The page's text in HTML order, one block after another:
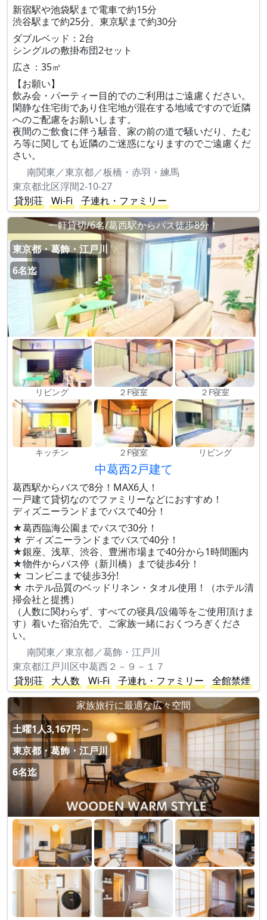
新宿駅や池袋駅まで電車で約15分
渋谷駅まで約25分、東京駅まで約30分
ダブルベッド：2台
シングルの敷掛布団2セット
広さ：35㎡
【お願い】
飲み会・パーティー目的でのご利用はご遠慮ください。
閑静な住宅街であり住宅地が混在する地域ですので近隣
へのご配慮をお願いします。
夜間のご飲食に伴う騒音、家の前の道で騒いだり、たむ
ろ等に関しても近隣のご迷惑になりますのでご遠慮くだ
さい。
南関東／東京都／板橋・赤羽・練馬
東京都北区浮間2-10-27
貸別荘
Wi-Fi
子連れ・ファミリー
一軒貸切/6名/葛西駅からバス徒歩8分！
東京都・葛飾・江戸川
6名迄
リビング ２F寝室 ２F寝室
キッチン ２F寝室 リビング
中葛西2戸建て
葛西駅からバスで8分！MAX6人！
一戸建て貸切なのでファミリーなどにおすすめ！
ディズニーランドまでバスで40分！
★葛西臨海公園までバスで30分！
★ ディズニーランドまでバスで40分！
★銀座、浅草、渋谷、豊洲市場まで40分から1時間圏内
★物件からバス停（新川橋）まで徒歩4分！
★ コンビニまで徒歩3分!
★ ホテル品質のベッドリネン・タオル使用！（ホテル清
掃会社と提携）
（人数に関わらず、すべての寝具/設備等をご使用頂けま
す）着いた宿泊先で、ご家族一緒におくつろぎくださ
い。
南関東／東京都／葛飾・江戸川
東京都江戸川区中葛西２－９－１７
貸別荘
大人数 Wi-Fi 子連れ・ファミリー
全館禁煙
家族旅行に最適な広々空間
土曜1人3,167円～
東京都・葛飾・江戸川
6名迄